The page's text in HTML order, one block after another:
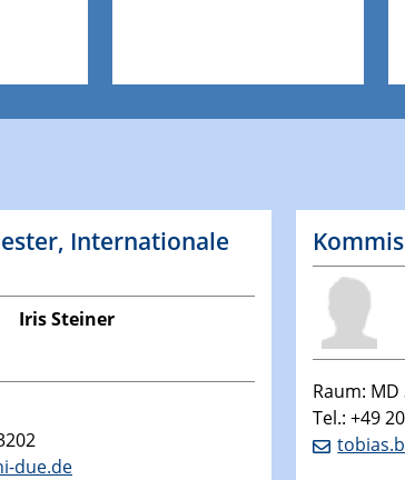
Internationale
Iris Steiner
due.de
Raum: MD
Tel.: +49